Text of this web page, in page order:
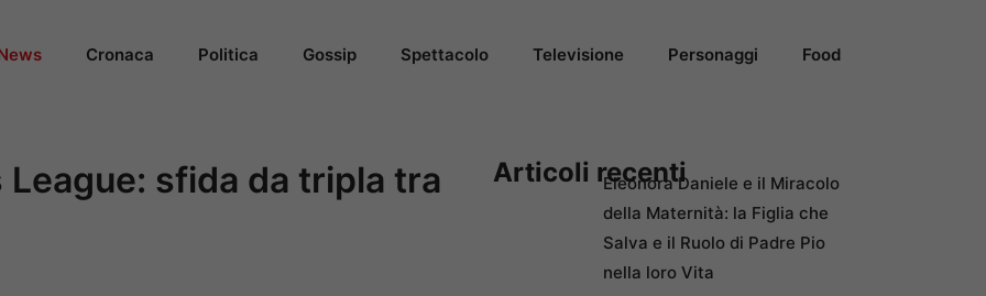
Cronaca Politica Gossip Spettacolo Televisione Personaggi Food
sfida da tripla tra
Articoli recentiEleonora Daniele e il Miracolo
della Maternità: la Figlia che
Salva e il Ruolo di Padre Pio
nella loro Vita